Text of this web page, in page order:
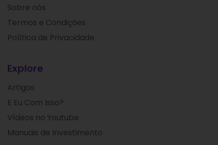
Sobre nós
Termos e Condições
Política de Privacidade
Explore
Artigos
E Eu Com Isso?
Vídeos no Youtube
Manuais de Investimento